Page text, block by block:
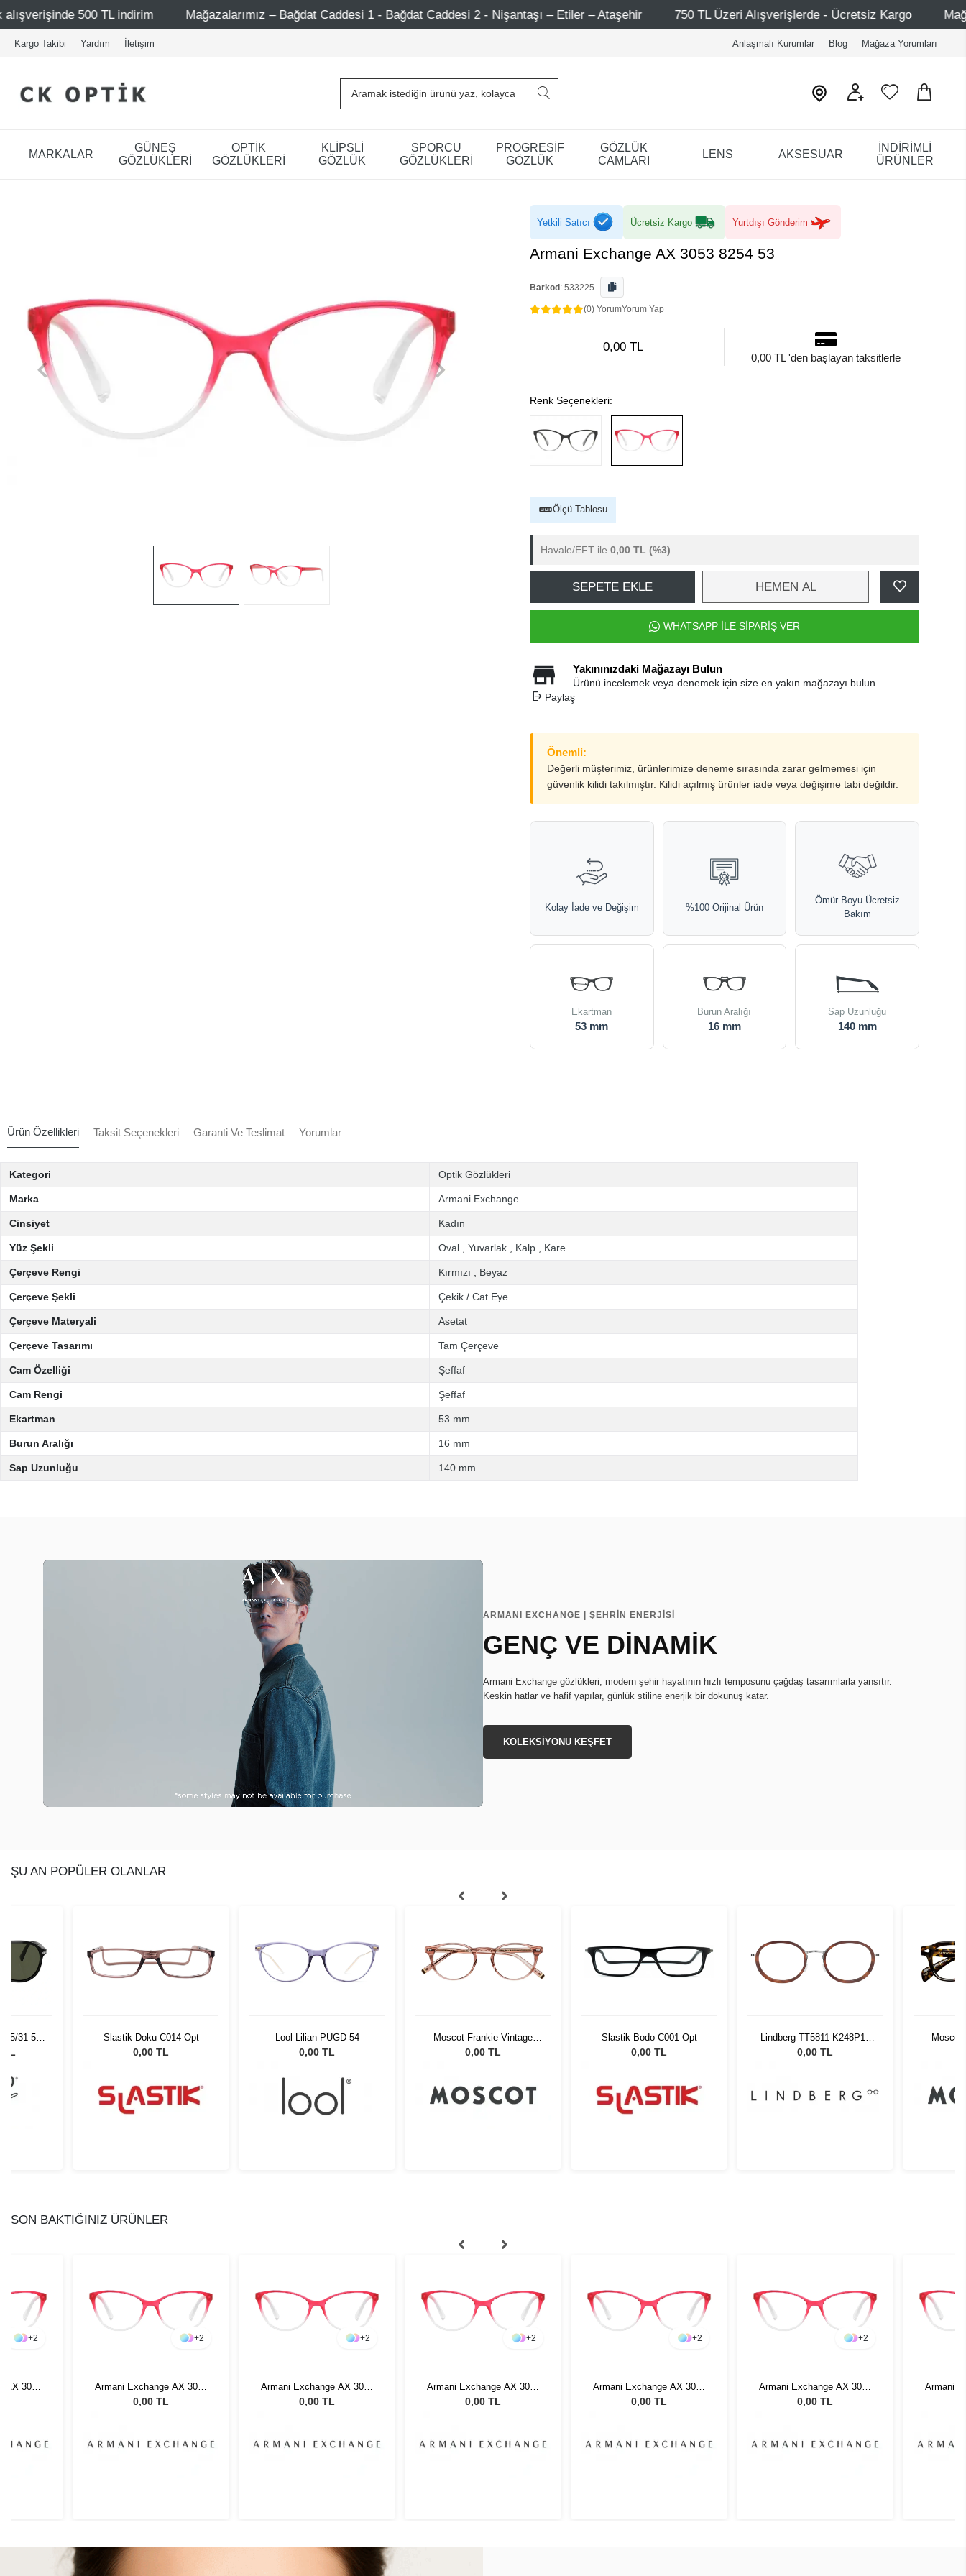
indirim Mağazalarımız – Bağdat Caddesi 1 - Bağdat Caddesi 2 - Nişantaşı – Etiler – Ataşehir 750 TL Üzeri Alışverişlerde - Ücretsiz Kargo Mağazalarımız –
Kargo Takibi Yardım İletişim Anlaşmalı Kurumlar Blog Mağaza Yorumları
MARKALAR
GÜNEŞ
GÖZLÜKLERİ
OPTİK
GÖZLÜKLERİ
KLİPSLİ
GÖZLÜK
SPORCU
GÖZLÜKLERİ
PROGRESİF
GÖZLÜK
GÖZLÜK
CAMLARI
LENS AKSESUAR
İNDİRİMLİ
ÜRÜNLER
Yetkili Satıcı Ücretsiz Kargo Yurtdışı Gönderim
Armani Exchange AX 3053 8254 53
Barkod : 533225
(0) YorumYorum Yap
0,00 TL
0,00 TL 'den başlayan taksitlerle
Renk Seçenekleri:
Ölçü Tablosu
Havale/EFT ile 0,00 TL (%3)
SEPETE EKLE HEMEN AL
WHATSAPP İLE SİPARİŞ VER
Yakınınızdaki Mağazayı Bulun
Ürünü incelemek veya denemek için size en yakın mağazayı bulun.
Paylaş
Önemli:
Değerli müşterimiz, ürünlerimize deneme sırasında zarar gelmemesi için
güvenlik kilidi takılmıştır. Kilidi açılmış ürünler iade veya değişime tabi değildir.
Kolay İade ve Değişim %100 Orijinal Ürün
Ömür Boyu Ücretsiz
Bakım
Ekartman
53 mm
Burun Aralığı
16 mm
Sap Uzunluğu
140 mm
Ürün Özellikleri Taksit Seçenekleri Garanti Ve Teslimat Yorumlar
Kategori Optik Gözlükleri
Marka Armani Exchange
Cinsiyet Kadın
Yüz Şekli Oval Yuvarlak Kalp Kare
Çerçeve Rengi Kırmızı Beyaz
Çerçeve Şekli Çekik / Cat Eye
Çerçeve Materyali Asetat
Çerçeve Tasarımı Tam Çerçeve
Cam Özelliği Şeffaf
Cam Rengi Şeffaf
Ekartman 53 mm
Burun Aralığı 16 mm
Sap Uzunluğu 140 mm
ARMANI EXCHANGE | ŞEHRİN ENERJİSİ
GENÇ VE DİNAMİK
Armani Exchange gözlükleri, modern şehir hayatının hızlı temposunu çağdaş tasarımlarla yansıtır.
Keskin hatlar ve hafif yapılar, günlük stiline enerjik bir dokunuş katar.
KOLEKSİYONU KEŞFET
ŞU AN POPÜLER OLANLAR
95/31 55
TL
Slastik Doku C014 Opt
0,00 TL
Lool Lilian PUGD 54
0,00 TL
Moscot Frankie Vintage
Rose 45 2203-01
0,00 TL
Slastik Bodo C001 Opt
0,00 TL
Lindberg TT5811 K248P10
44140 1128793
0,00 TL
Moscot
SON BAKTIĞINIZ ÜRÜNLER
+2
3053
+2
Armani Exchange AX 3053
8254 53
0,00 TL
+2
Armani Exchange AX 3053
8254 53
0,00 TL
+2
Armani Exchange AX 3053
8254 53
0,00 TL
+2
Armani Exchange AX 3053
8254 53
0,00 TL
+2
Armani Exchange AX 3053
8254 53
0,00 TL
Armani